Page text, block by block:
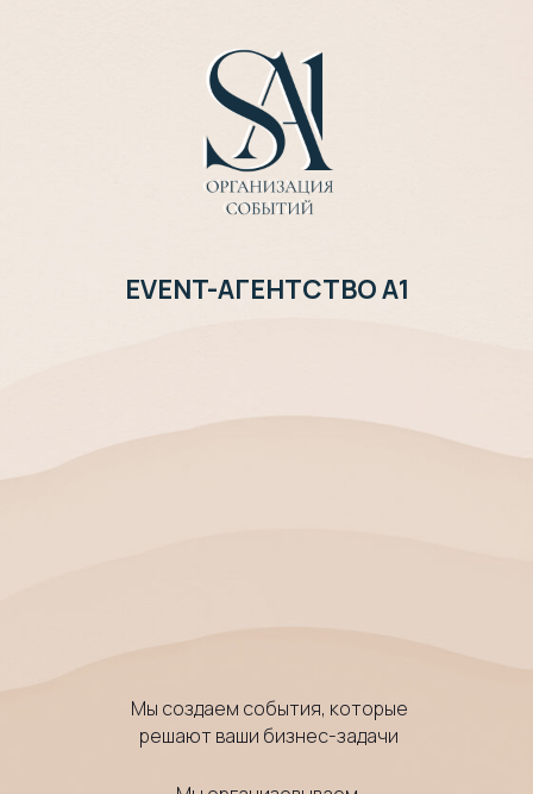
EVENT-АГЕНТСТВО А1
Мы создаем события, которые
решают ваши бизнес-задачи